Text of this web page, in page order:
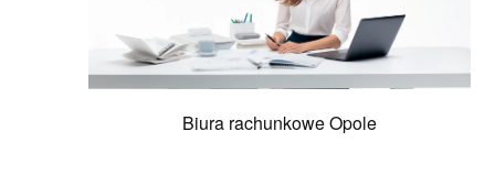
Biura rachunkowe Opole